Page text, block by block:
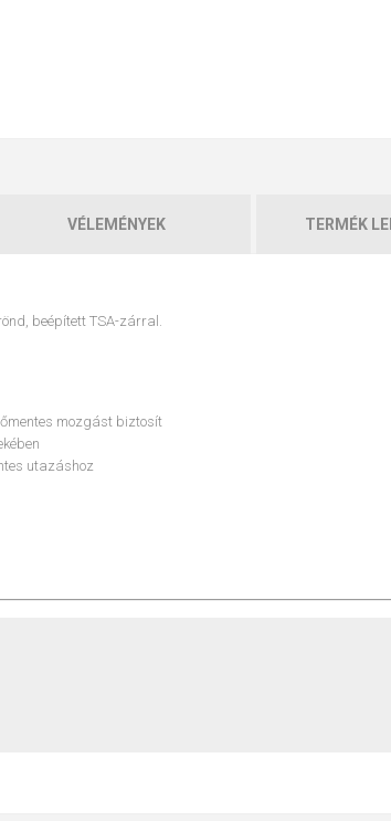
VÉLEMÉNYEK TERMÉK
beépített TSA-zárral.
mozgást biztosít
utazáshoz